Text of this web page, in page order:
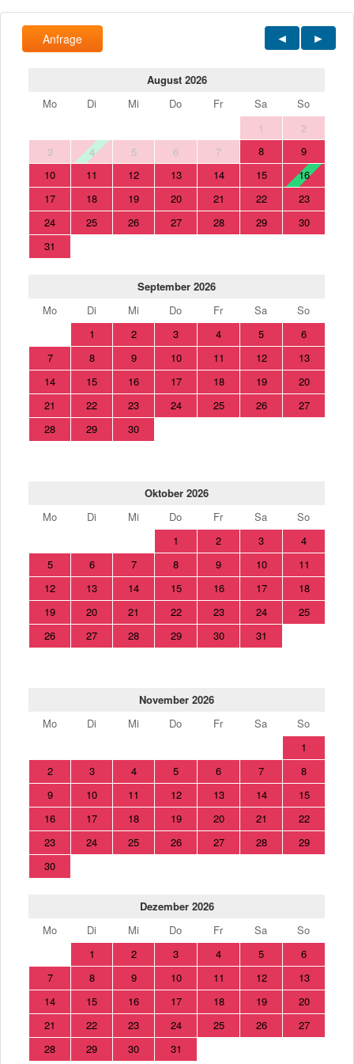
Anfrage
August 2026
Mo
Di Mi Do Fr Sa
So
1
2
3
4 5 6 7 8
9
10
11 12 13 14 15
16
17
18 19 20 21 22
23
24
25 26 27 28 29
30
31
September 2026
Mo
Di Mi Do Fr Sa
So
1
2 3 4 5
6
7
8 9 10 11 12
13
14
15 16 17 18 19
20
21
22 23 24 25 26
27
28
29 30
Oktober 2026
Mo
Di Mi Do Fr Sa
So
1
2 3
4
5
6 7 8 9 10
11
12
13 14 15 16 17
18
19
20 21 22 23 24
25
26
27 28 29 30 31
November 2026
Mo
Di Mi Do Fr Sa
So
1
2
3 4 5 6 7
8
9
10 11 12 13 14
15
16
17 18 19 20 21
22
23
24 25 26 27 28
29
30
Dezember 2026
Mo
Di Mi Do Fr Sa
So
1
2 3 4 5
6
7
8 9 10 11 12
13
14
15 16 17 18 19
20
21
22 23 24 25 26
27
28
29 30 31